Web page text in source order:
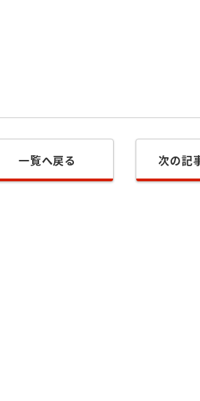
一覧へ戻る 次の記